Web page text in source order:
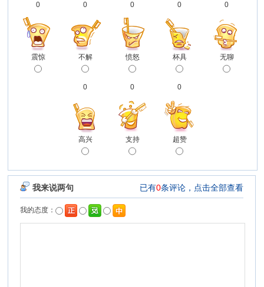
0
震惊
0
不解
0
愤怒
0
杯具
0
无聊
0
高兴
0
支持
0
超赞